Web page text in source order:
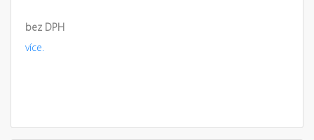
bez DPH
více.